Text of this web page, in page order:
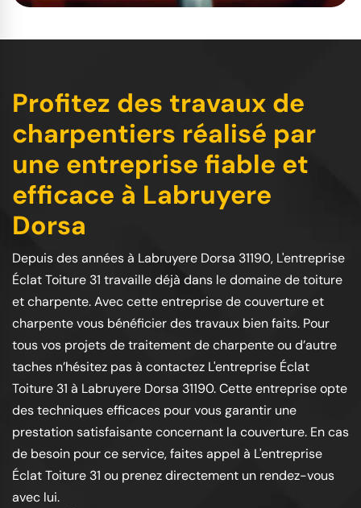
Profitez des travaux de
charpentiers réalisé par
une entreprise fiable et
efficace à Labruyere
Dorsa
Depuis des années à Labruyere Dorsa 31190, L'entreprise
Éclat Toiture 31 travaille déjà dans le domaine de toiture
et charpente. Avec cette entreprise de couverture et
charpente vous bénéficier des travaux bien faits. Pour
tous vos projets de traitement de charpente ou d’autre
taches n’hésitez pas à contactez L'entreprise Éclat
Toiture 31 à Labruyere Dorsa 31190. Cette entreprise opte
des techniques efficaces pour vous garantir une
prestation satisfaisante concernant la couverture. En cas
de besoin pour ce service, faites appel à L'entreprise
Éclat Toiture 31 ou prenez directement un rendez-vous
avec lui.